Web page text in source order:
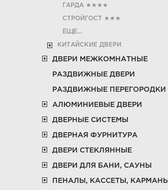
ГАРДА ★★★★
СТРОЙГОСТ ★★★
ЕЩЕ...
КИТАЙСКИЕ ДВЕРИ
ДВЕРИ МЕЖКОМНАТНЫЕ
РАЗДВИЖНЫЕ ДВЕРИ
РАЗДВИЖНЫЕ ПЕРЕГОРОДКИ
АЛЮМИНИЕВЫЕ ДВЕРИ
ДВЕРНЫЕ СИСТЕМЫ
ДВЕРНАЯ ФУРНИТУРА
ДВЕРИ СТЕКЛЯННЫЕ
ДВЕРИ ДЛЯ БАНИ, САУНЫ
ПЕНАЛЫ, КАССЕТЫ, КАРМАНЫ